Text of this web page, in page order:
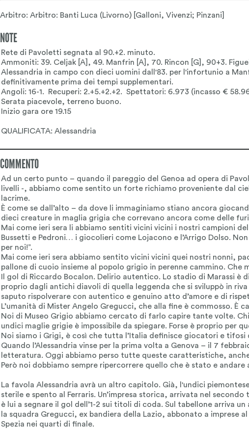
Arbitro: Arbitro: Banti Luca (Livorno) [Galloni, Vivenzi; Pinzani]
NOTE
COMMENTO